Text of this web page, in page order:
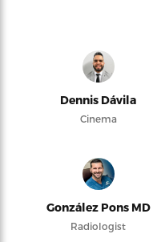
Dennis Dávila
Cinema
González Pons MD
Radiologist